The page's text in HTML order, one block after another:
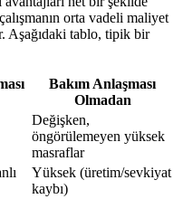
orta vadeli maliyet
Aşağıdaki tablo, tipik bir
Bakım Anlaşması
Olmadan
Değişken,
öngörülemeyen yüksek
masraflar
Yüksek (üretim/sevkiyat
kaybı)